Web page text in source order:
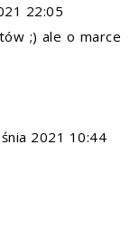
22:05
;) ale o marce
2021 10:44